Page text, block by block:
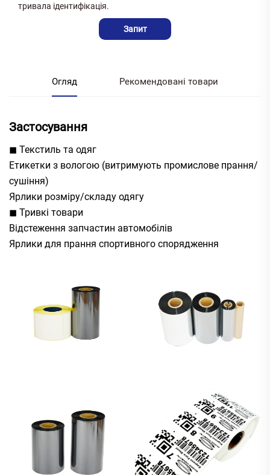
тривала ідентифікація.
Запит
Огляд Рекомендовані товари
Застосування
◼ Текстиль та одяг
Етикетки з вологою (витримують промислове прання/
сушіння)
Ярлики розміру/складу одягу
◼ Тривкі товари
Відстеження запчастин автомобілів
Ярлики для прання спортивного спорядження